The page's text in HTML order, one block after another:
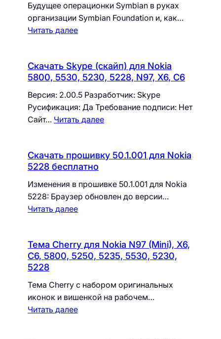
Будущее операционки Symbian в руках
организации Symbian Foundation и, как…
Читать далее
Скачать Skype (скайп) для Nokia
5800, 5530, 5230, 5228, N97, X6, C6
Версия: 2.00.5 Разработчик: Skype
Русификация: Да Требование подписи: Нет
Сайт… Читать далее
Скачать прошивку 50.1.001 для Nokia
5228 бесплатно
Изменения в прошивке 50.1.001 для Nokia
5228: Браузер обновлен до версии…
Читать далее
Тема Cherry для Nokia N97 (Mini), X6,
C6, 5800, 5250, 5235, 5530, 5230,
5228
Тема Cherry с набором оригинальных
иконок и вишенкой на рабочем…
Читать далее